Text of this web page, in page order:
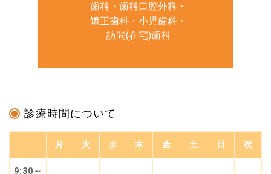
歯科・歯科口腔外科・
矯正歯科・小児歯科・
訪問(在宅)歯科
診療時間について
月 火 水 木 金 土 日 祝
9:30～